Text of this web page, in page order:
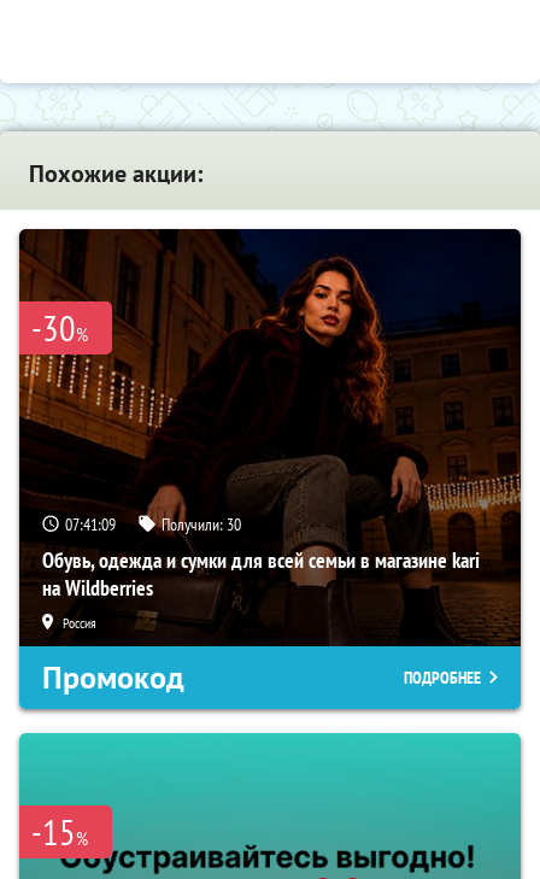
Похожие акции:
-30%
07:41:08 Получили: 30
Обувь, одежда и сумки для всей семьи в магазине kari
на Wildberries
Россия
Промокод ПОДРОБНЕЕ
-15%